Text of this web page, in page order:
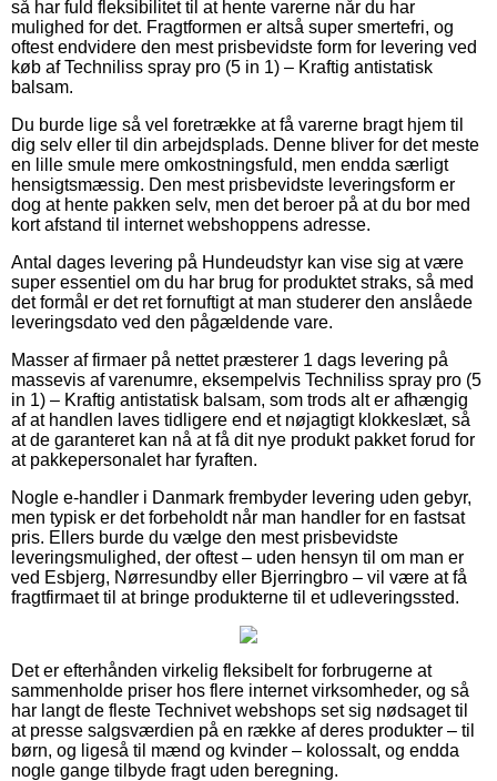
så har fuld fleksibilitet til at hente varerne når du har
mulighed for det. Fragtformen er altså super smertefri, og
oftest endvidere den mest prisbevidste form for levering ved
køb af Techniliss spray pro (5 in 1) – Kraftig antistatisk
balsam.
Du burde lige så vel foretrække at få varerne bragt hjem til
dig selv eller til din arbejdsplads. Denne bliver for det meste
en lille smule mere omkostningsfuld, men endda særligt
hensigtsmæssig. Den mest prisbevidste leveringsform er
dog at hente pakken selv, men det beroer på at du bor med
kort afstand til internet webshoppens adresse.
Antal dages levering på Hundeudstyr kan vise sig at være
super essentiel om du har brug for produktet straks, så med
det formål er det ret fornuftigt at man studerer den anslåede
leveringsdato ved den pågældende vare.
Masser af firmaer på nettet præsterer 1 dags levering på
massevis af varenumre, eksempelvis Techniliss spray pro (5
in 1) – Kraftig antistatisk balsam, som trods alt er afhængig
af at handlen laves tidligere end et nøjagtigt klokkeslæt, så
at de garanteret kan nå at få dit nye produkt pakket forud for
at pakkepersonalet har fyraften.
Nogle e-handler i Danmark frembyder levering uden gebyr,
men typisk er det forbeholdt når man handler for en fastsat
pris. Ellers burde du vælge den mest prisbevidste
leveringsmulighed, der oftest – uden hensyn til om man er
ved Esbjerg, Nørresundby eller Bjerringbro – vil være at få
fragtfirmaet til at bringe produkterne til et udleveringssted.
Det er efterhånden virkelig fleksibelt for forbrugerne at
sammenholde priser hos flere internet virksomheder, og så
har langt de fleste Technivet webshops set sig nødsaget til
at presse salgsværdien på en række af deres produkter – til
børn, og ligeså til mænd og kvinder – kolossalt, og endda
nogle gange tilbyde fragt uden beregning.